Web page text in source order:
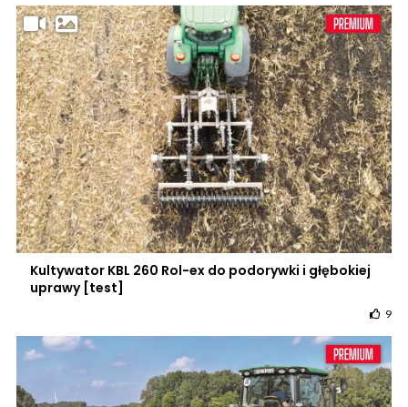
Kultywator KBL 260 Rol-ex do podorywki i głębokiej
uprawy [test]
9